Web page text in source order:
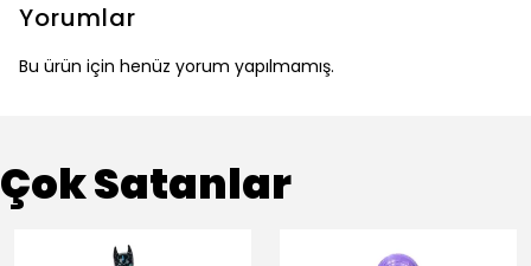
Yorumlar
Bu ürün için henüz yorum yapılmamış.
Çok Satanlar